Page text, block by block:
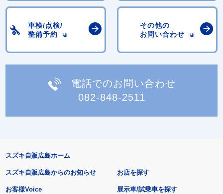
車検/点検/
整備予約
その他の
お問い合わせ
電話でのお問い合わせ
082-848-2511
スズキ自販広島ホーム
スズキ自販広島からのお知らせ
お客様Voice
お店を探す
展示車/試乗車を探す